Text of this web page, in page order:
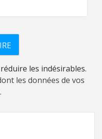
les indésirables.
les données de vos
.